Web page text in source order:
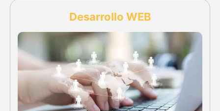
Desarrollo WEB